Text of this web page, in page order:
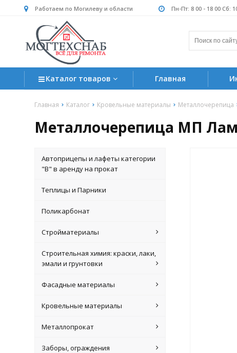
Работаем по Могилеву и области Пн-Пт: 8 00 - 18 00 Сб:
Каталог товаров Главная
Главная Каталог Кровельные материалы Металлочерепица
Металлочерепица МП
Автоприцепы и лафеты категории
"B" в аренду на прокат
Теплицы и Парники
Поликарбонат
Стройматериалы
Строительная химия: краски, лаки,
эмали и грунтовки
Фасадные материалы
Кровельные материалы
Металлопрокат
Заборы, ограждения